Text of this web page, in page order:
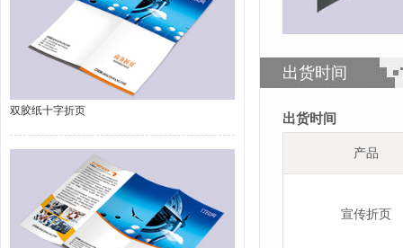
双胶纸十字折页
出货时间
出货时间
产品
宣传折页